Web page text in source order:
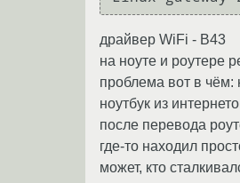
драйвер WiFi - B43
на ноуте и роутере
проблема вот в чём:
ноутбук из
после перевода
где-то находил
может, кто